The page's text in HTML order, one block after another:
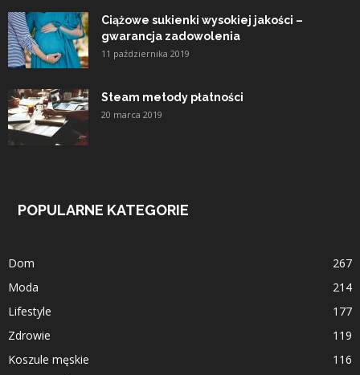
Ciążowe sukienki wysokiej jakości –
gwarancja zadowolenia
11 października 2019
Steam metody płatności
20 marca 2019
POPULARNE KATEGORIE
Dom
267
Moda
214
Lifestyle
177
Zdrowie
119
Koszule męskie
116